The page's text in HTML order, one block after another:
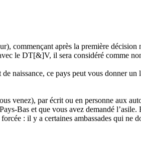
après la première décision
le DT[&]V, il sera considéré comme
naissance, ce pays peut vous donner
venez), par écrit ou en personne aux
Bas et que vous avez demandé
: il y a certaines ambassades qui ne